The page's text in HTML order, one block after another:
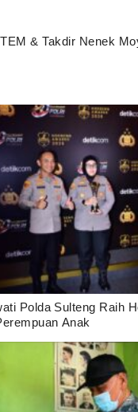
& Takdir Nenek
Polda Sulteng Raih
Anak